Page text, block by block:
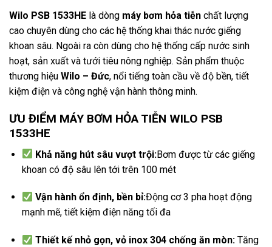
Wilo PSB 1533HE là dòng máy bơm hỏa tiễn chất lượng
cao chuyên dùng cho các hệ thống khai thác nước giếng
khoan sâu. Ngoài ra còn dùng cho hệ thống cấp nước sinh
hoạt, sản xuất và tưới tiêu nông nghiệp. Sản phẩm thuộc
thương hiệu Wilo – Đức, nổi tiếng toàn cầu về độ bền, tiết
kiệm điện và công nghệ vận hành thông minh.
ƯU ĐIỂM MÁY BƠM HỎA TIỄN WILO PSB
1533HE
Khả năng hút sâu vượt trội:Bơm được từ các giếng
khoan có độ sâu lên tới trên 100 mét
Vận hành ổn định, bền bỉ:Động cơ 3 pha hoạt động
mạnh mẽ, tiết kiệm điện năng tối đa
Thiết kế nhỏ gọn, vỏ inox 304 chống ăn mòn:Tăng